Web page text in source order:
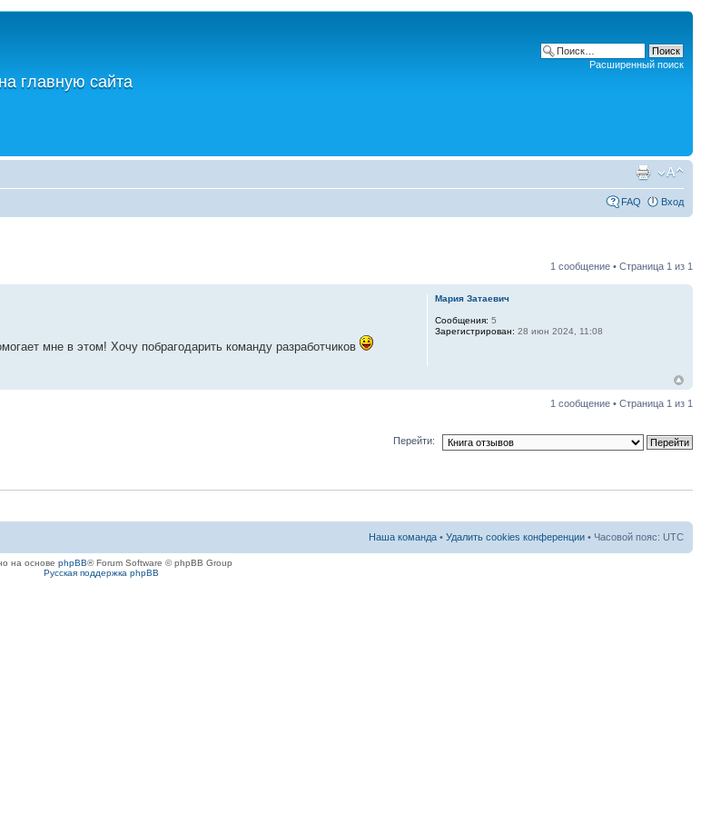
главную сайта
Расширенный поиск
FAQ Вход
1 сообщение • Страница 1 из 1
мне в этом! Хочу побрагодарить команду разработчиков
Мария Затаевич
Сообщения: 5
Зарегистрирован: 28 июн 2024, 11:08
1 сообщение • Страница 1 из 1
Перейти:
Наша команда • Удалить cookies конференции • Часовой пояс: UTC
на основе phpBB® Forum Software © phpBB Group
Русская поддержка phpBB